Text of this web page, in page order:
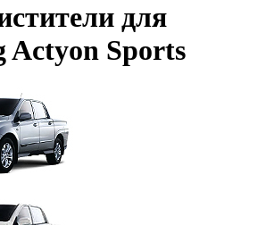
для
Actyon Sports